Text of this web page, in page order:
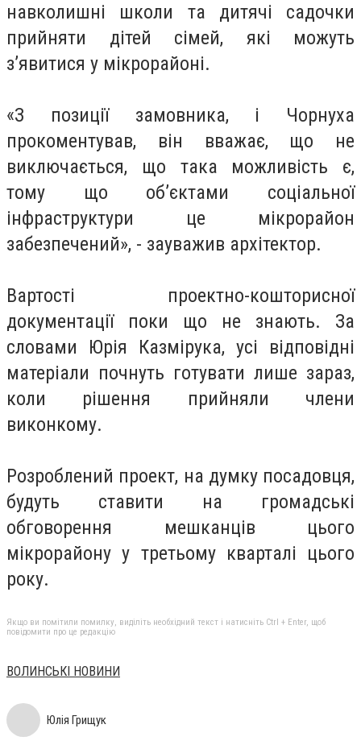
навколишні школи та дитячі садочки
прийняти дітей сімей, які можуть
з’явитися у мікрорайоні.
«З позиції замовника, і Чорнуха
прокоментував, він вважає, що не
виключається, що така можливість є,
тому що об’єктами соціальної
інфраструктури це мікрорайон
забезпечений», - зауважив архітектор.
Вартості проектно-кошторисної
документації поки що не знають. За
словами Юрія Казмірука, усі відповідні
матеріали почнуть готувати лише зараз,
коли рішення прийняли члени
виконкому.
Розроблений проект, на думку посадовця,
будуть ставити на громадські
обговорення мешканців цього
мікрорайону у третьому кварталі цього
року.
Якщо ви помітили помилку, виділіть необхідний текст і натисніть Ctrl + Enter, щоб
повідомити про це редакцію
ВОЛИНСЬКІ НОВИНИ
Юлія Грищук